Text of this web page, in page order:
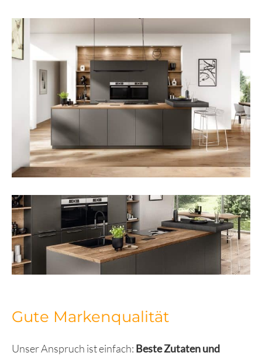
Gute Markenqualität
Unser Anspruch ist einfach: Beste Zutaten und